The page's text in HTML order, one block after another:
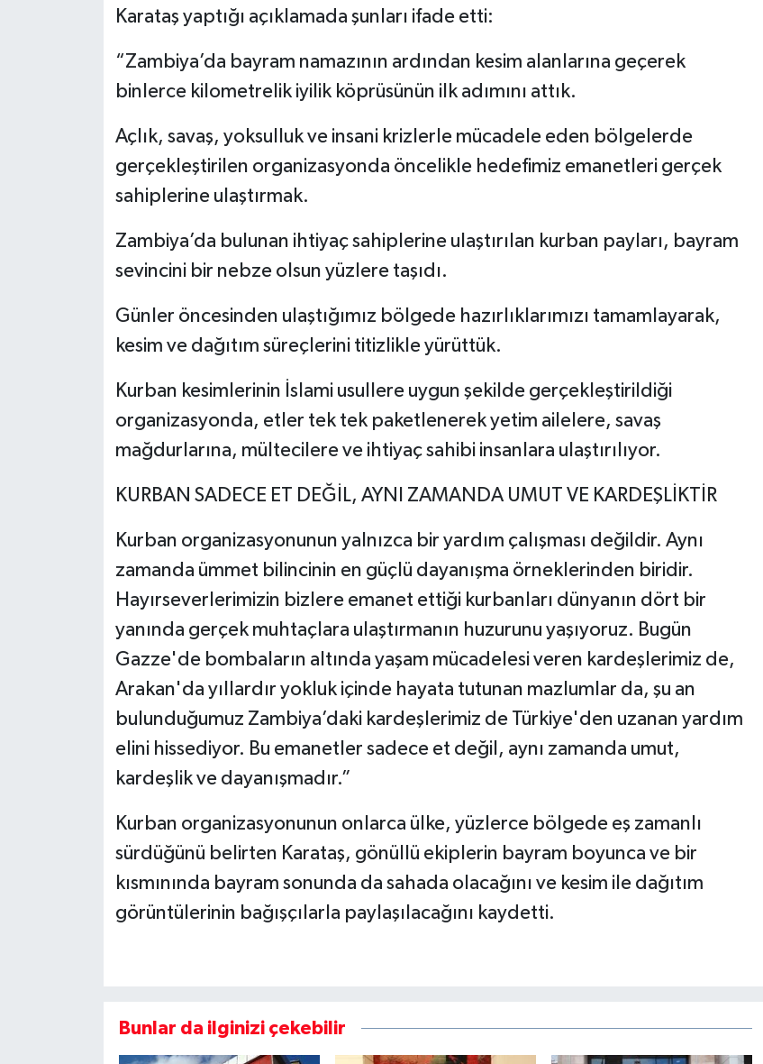
Karataş yaptığı açıklamada şunları ifade etti:
“Zambiya’da bayram namazının ardından kesim alanlarına geçerek
binlerce kilometrelik iyilik köprüsünün ilk adımını attık.
Açlık, savaş, yoksulluk ve insani krizlerle mücadele eden bölgelerde
gerçekleştirilen organizasyonda öncelikle hedefimiz emanetleri gerçek
sahiplerine ulaştırmak.
Zambiya’da bulunan ihtiyaç sahiplerine ulaştırılan kurban payları, bayram
sevincini bir nebze olsun yüzlere taşıdı.
Günler öncesinden ulaştığımız bölgede hazırlıklarımızı tamamlayarak,
kesim ve dağıtım süreçlerini titizlikle yürüttük.
Kurban kesimlerinin İslami usullere uygun şekilde gerçekleştirildiği
organizasyonda, etler tek tek paketlenerek yetim ailelere, savaş
mağdurlarına, mültecilere ve ihtiyaç sahibi insanlara ulaştırılıyor.
KURBAN SADECE ET DEĞİL, AYNI ZAMANDA UMUT VE KARDEŞLİKTİR
Kurban organizasyonunun yalnızca bir yardım çalışması değildir. Aynı
zamanda ümmet bilincinin en güçlü dayanışma örneklerinden biridir.
Hayırseverlerimizin bizlere emanet ettiği kurbanları dünyanın dört bir
yanında gerçek muhtaçlara ulaştırmanın huzurunu yaşıyoruz. Bugün
Gazze'de bombaların altında yaşam mücadelesi veren kardeşlerimiz de,
Arakan'da yıllardır yokluk içinde hayata tutunan mazlumlar da, şu an
bulunduğumuz Zambiya’daki kardeşlerimiz de Türkiye'den uzanan yardım
elini hissediyor. Bu emanetler sadece et değil, aynı zamanda umut,
kardeşlik ve dayanışmadır.”
Kurban organizasyonunun onlarca ülke, yüzlerce bölgede eş zamanlı
sürdüğünü belirten Karataş, gönüllü ekiplerin bayram boyunca ve bir
kısmınında bayram sonunda da sahada olacağını ve kesim ile dağıtım
görüntülerinin bağışçılarla paylaşılacağını kaydetti.
Bunlar da ilginizi çekebilir